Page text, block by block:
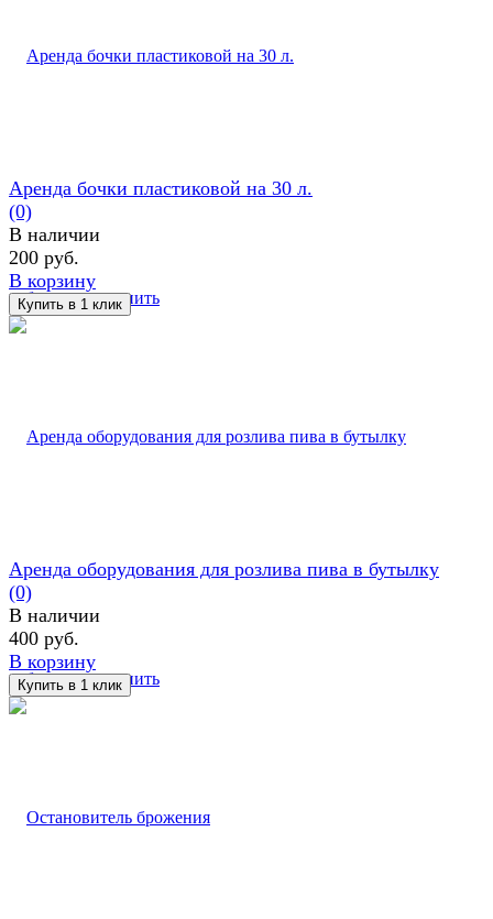
избранное сравнить
Аренда бочки пластиковой на 30 л.
(0)
В наличии
200 руб.
В корзину
избранное сравнить
Аренда оборудования для розлива пива в бутылку
(0)
В наличии
400 руб.
В корзину